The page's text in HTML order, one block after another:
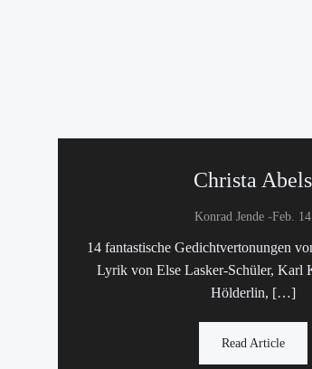
Christa Abels
Konrad Jende -Feb. 14
14 fantastische Gedichtvertonungen
Lyrik von Else Lasker-Schüler, Karl
Hölderlin, […]
Read Article